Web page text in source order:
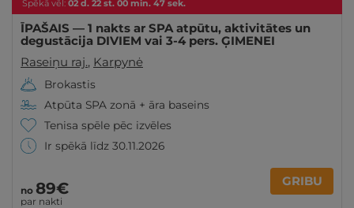
Spēkā vēl: 02 d. 22 st. 00 min. 46 sek.
ĪPAŠAIS — 1 nakts ar SPA atpūtu, aktivitātes un
degustācija DIVIEM vai 3-4 pers. ĢIMENEI
Raseiņu raj., Karpynė
Brokastis
Atpūta SPA zonā + āra baseins
Tenisa spēle pēc izvēles
Ir spēkā līdz 30.11.2026
no 89€
par nakti
GRIBU